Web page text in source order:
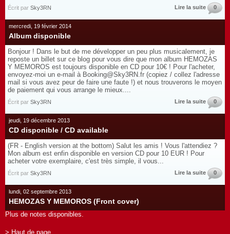
Écrit par Sky3RN Lire la suite 0
mercredi, 19 février 2014
Album disponible
Bonjour ! Dans le but de me développer un peu plus musicalement, je
reposte un billet sur ce blog pour vous dire que mon album HEMOZAS
Y MEMOROS est toujours disponible en CD pour 10€ ! Pour l'acheter,
envoyez-moi un e-mail à Booking@Sky3RN.fr (copiez / collez l'adresse
mail si vous avez peur de faire une faute !) et nous trouverons le moyen
de paiement qui vous arrange le mieux....
Écrit par Sky3RN Lire la suite 0
jeudi, 19 décembre 2013
CD disponible / CD available
(FR - English version at the bottom) Salut les amis ! Vous l'attendiez ?
Mon album est enfin disponible en version CD pour 10 EUR ! Pour
acheter votre exemplaire, c'est très simple, il vous...
Écrit par Sky3RN Lire la suite 0
lundi, 02 septembre 2013
HEMOZAS Y MEMOROS (Front cover)
Plus de notes disponibles.
> Haut de page